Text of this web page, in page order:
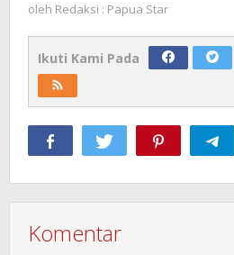
oleh Redaksi : Papua Star
Ikuti Kami Pada
Komentar